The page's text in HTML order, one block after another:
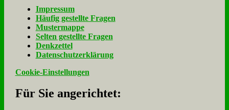
Im­pres­sum
Häu­fig ge­stell­te Fra­gen
Mu­ster­map­pe
Sel­ten ge­stell­te Fra­gen
Denk­zet­tel
Da­ten­schutz­er­klä­rung
Cookie-Einstellungen
Für Sie an­ge­rich­tet: